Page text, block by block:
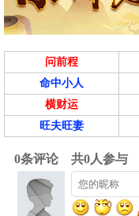
问前程
命中小人
横财运
旺夫旺妻